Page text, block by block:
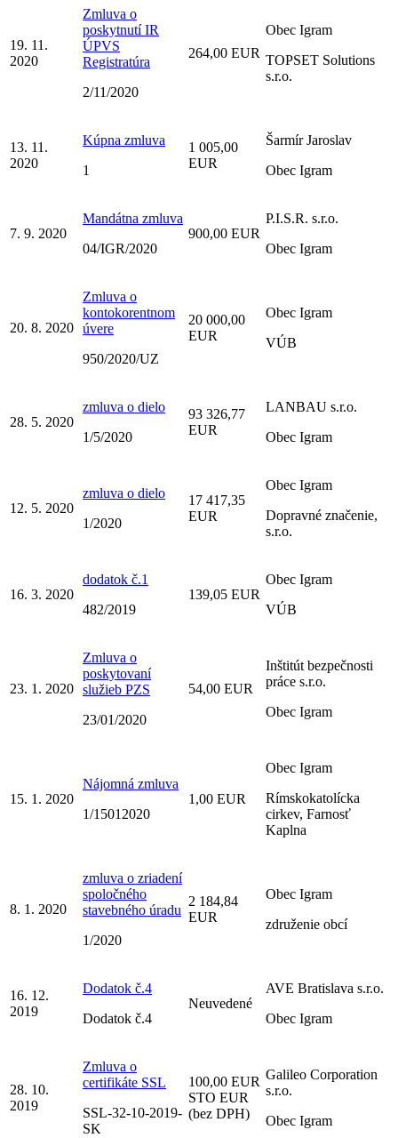
19. 11.
2020
Zmluva o
poskytnutí IR
ÚPVS
Registratúra
2/11/2020
264,00 EUR
Obec Igram
TOPSET Solutions
s.r.o.
13. 11.
2020
Kúpna zmluva
1
1 005,00
EUR
Šarmír Jaroslav
Obec Igram
7. 9. 2020
Mandátna zmluva
04/IGR/2020
900,00 EUR
P.I.S.R. s.r.o.
Obec Igram
20. 8. 2020
Zmluva o
kontokorentnom
úvere
950/2020/UZ
20 000,00
EUR
Obec Igram
VÚB
28. 5. 2020
zmluva o dielo
1/5/2020
93 326,77
EUR
LANBAU s.r.o.
Obec Igram
12. 5. 2020
zmluva o dielo
1/2020
17 417,35
EUR
Obec Igram
Dopravné značenie,
s.r.o.
16. 3. 2020
dodatok č.1
482/2019
139,05 EUR
Obec Igram
VÚB
23. 1. 2020
Zmluva o
poskytovaní
služieb PZS
23/01/2020
54,00 EUR
Inštitút bezpečnosti
práce s.r.o.
Obec Igram
15. 1. 2020
Nájomná zmluva
1/15012020
1,00 EUR
Obec Igram
Rímskokatolícka
cirkev, Farnosť
Kaplna
8. 1. 2020
zmluva o zriadení
spoločného
stavebného úradu
1/2020
2 184,84
EUR
Obec Igram
združenie obcí
16. 12.
2019
Dodatok č.4
Dodatok č.4
Neuvedené
AVE Bratislava s.r.o.
Obec Igram
28. 10.
2019
Zmluva o
certifikáte SSL
SSL-32-10-2019-
SK
100,00 EUR
STO EUR
(bez DPH)
Galileo Corporation
s.r.o.
Obec Igram